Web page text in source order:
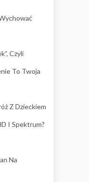
a
Więcej
Czyli
To Twoja
Z Dzieckiem
I Spektrum?
Na